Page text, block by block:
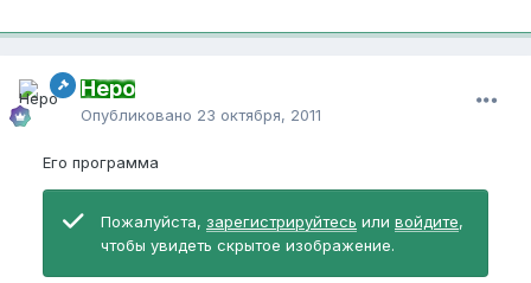
Неро
Опубликовано 23 октября, 2011
Его программа
Пожалуйста, зарегистрируйтесь или войдите,
чтобы увидеть скрытое изображение.